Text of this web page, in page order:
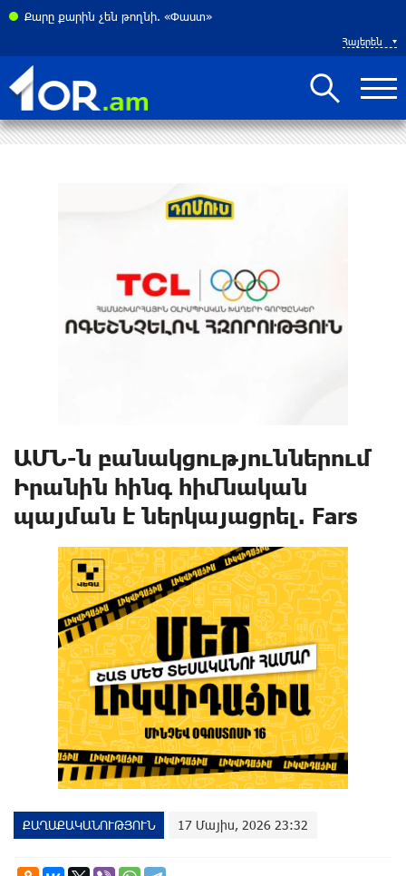
Քարը քարին չեն թողնի. «Փաստ»
Հայերեն
ԱՄՆ-ն բանակցություններում
Իրանին հինգ հիմնական
պայման է ներկայացրել. Fars
ՔԱՂԱՔԱԿԱՆՈՒԹՅՈՒՆ 17 Մայիս, 2026 23:32